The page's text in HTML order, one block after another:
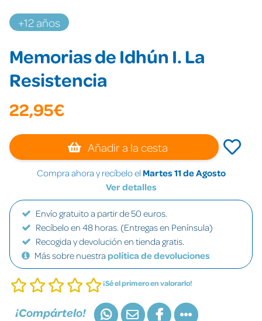
+12 años
Memorias de Idhún I. La
Resistencia
22,95€
Añadir a la cesta
Compra ahora y recíbelo el Martes 11 de Agosto
Ver detalles
Envío gratuito a partir de 50 euros.
Recíbelo en 48 horas. (Entregas en Península)
Recogida y devolución en tienda gratis.
Más sobre nuestra política de devoluciones
¡Sé el primero en valorarlo!
¡Compártelo!